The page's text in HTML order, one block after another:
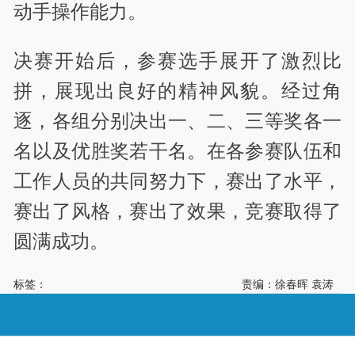
动手操作能力。
决赛开始后，参赛选手展开了激烈比
拼，展现出良好的精神风貌。经过角
逐，各组分别决出一、二、三等奖各一
名以及优胜奖若干名。在各参赛队伍和
工作人员的共同努力下，赛出了水平，
赛出了风格，赛出了效果，竞赛取得了
圆满成功。
标签： 责编：徐春晖 袁涛